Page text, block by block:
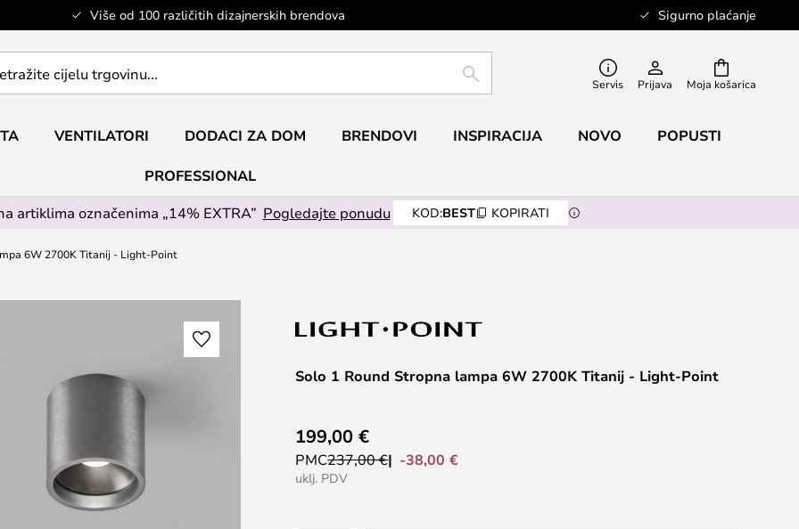
Više od 100 različitih dizajnerskih brendova Sigurno plaćanje
Moja košarica
TRAŽI Servis Prijava
VENTILATORI DODACI ZA DOM BRENDOVI INSPIRACIJA NOVO POPUSTI
PROFESSIONAL
artiklima označenima „14% EXTRA” Pogledajte ponudu KOD:BEST KOPIRATI
6W 2700K Titanij - Light-Point
Solo 1 Round Stropna lampa 6W 2700K Titanij - Light-Point
199,00 €
PMC237,00 € -38,00 €
uklj. PDV